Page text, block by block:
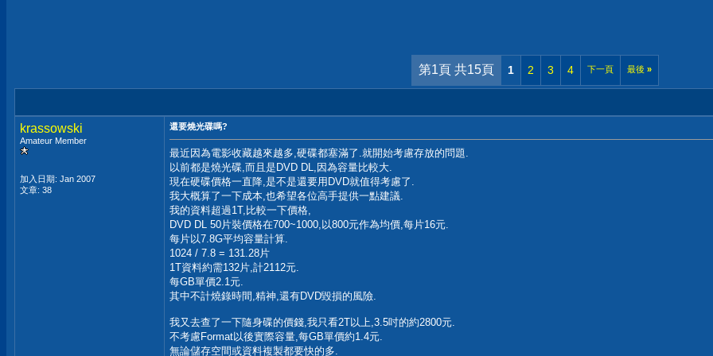
第1頁 共15頁 1 2 3 4 下一頁 最後 »
krassowski
Amateur Member
加入日期: Jan 2007
文章: 38
還要燒光碟嗎?
最近因為電影收藏越來越多,硬碟都塞滿了.就開始考慮存放的問題.
以前都是燒光碟,而且是DVD DL,因為容量比較大.
現在硬碟價格一直降,是不是還要用DVD就值得考慮了.
我大概算了一下成本,也希望各位高手提供一點建議.
我的資料超過1T,比較一下價格,
DVD DL 50片裝價格在700~1000,以800元作為均價,每片16元.
每片以7.8G平均容量計算.
1024 / 7.8 = 131.28片
1T資料約需132片,計2112元.
每GB單價2.1元.
其中不計燒錄時間,精神,還有DVD毀損的風險.
我又去查了一下隨身碟的價錢,我只看2T以上,3.5吋的約2800元.
不考慮Format以後實際容量,每GB單價約1.4元.
無論儲存空間或資料複製都要快的多.